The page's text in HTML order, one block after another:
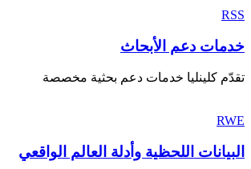
RSS
خدمات دعم الأبحاث
تقدّم كلينليا خدمات دعم بحثية مخصصة
RWE
البيانات اللحظية وأدلة العالم الواقعي